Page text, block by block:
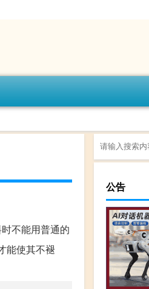
不能用普通的
能使其不褪
公告